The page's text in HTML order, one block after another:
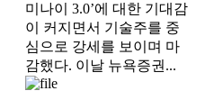
미나이 3.0’에 대한 기대감
이 커지면서 기술주를 중
심으로 강세를 보이며 마
감했다. 이날 뉴욕증권...